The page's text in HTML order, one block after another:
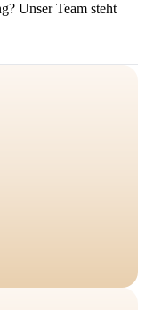
Unser Team steht